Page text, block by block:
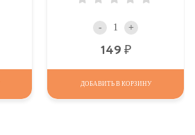
- +
149
ДОБАВИТЬ В КОРЗИНУ